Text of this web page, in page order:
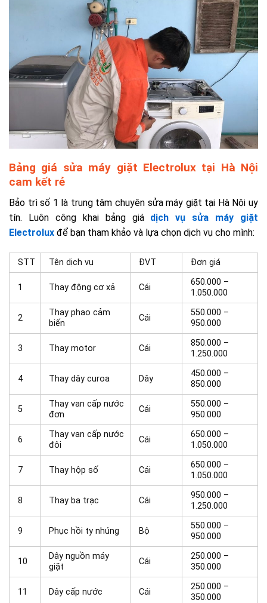
Bảng giá sửa máy giặt Electrolux tại Hà Nội
cam kết rẻ
Bảo trì số 1 là trung tâm chuyên sửa máy giặt tại Hà Nội uy
tín. Luôn công khai bảng giá dịch vụ sửa máy giặt
Electrolux để bạn tham khảo và lựa chọn dịch vụ cho mình:
STT Tên dịch vụ ĐVT Đơn giá
1 Thay động cơ xả Cái
650.000 –
1.050.000
2
Thay phao cảm
biến
Cái
550.000 –
950.000
3 Thay motor Cái
850.000 –
1.250.000
4 Thay dây curoa Dây
450.000 –
850.000
5
Thay van cấp nước
đơn
Cái
550.000 –
950.000
6
Thay van cấp nước
đôi
Cái
650.000 –
1.050.000
7 Thay hộp số Cái
650.000 –
1.050.000
8 Thay ba trạc Cái
950.000 –
1.250.000
9 Phục hồi ty nhúng Bộ
550.000 –
950.000
10
Dây nguồn máy
giặt
Cái
250.000 –
350.000
11 Dây cấp nước Cái
250.000 –
350.000